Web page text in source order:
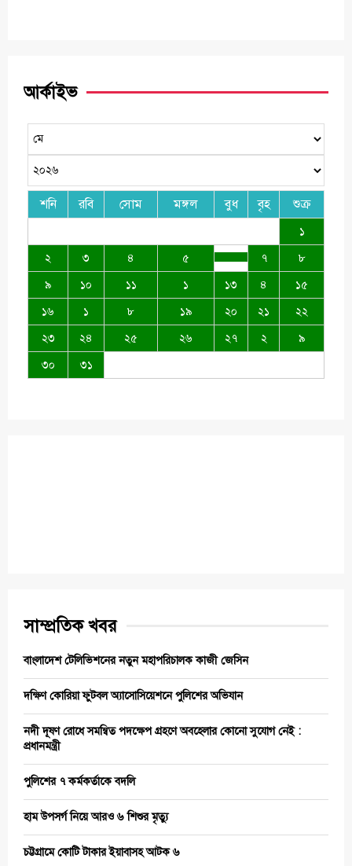
আর্কাইভ
শনি রবি সোম মঙ্গল বুধ বৃহ শুক্র
১
২
৩ ৪ ৫ ৭
৮
৯
১০ ১১ ১ ১৩ ৪
১৫
১৬
১ ৮ ১৯ ২০ ২১
২২
২৩
২৪ ২৫ ২৬ ২৭ ২
৯
৩০
৩১
সাম্প্রতিক খবর
বাংলাদেশ টেলিভিশনের নতুন মহাপরিচালক কাজী জেসিন
দক্ষিণ কোরিয়া ফুটবল অ্যাসোসিয়েশনে পুলিশের অভিযান
নদী দূষণ রোধে সমন্বিত পদক্ষেপ গ্রহণে অবহেলার কোনো সুযোগ নেই :
প্রধানমন্ত্রী
পুলিশের ৭ কর্মকর্তাকে বদলি
হাম উপসর্গ নিয়ে আরও ৬ শিশুর মৃত্যু
চট্টগ্রামে কোটি টাকার ইয়াবাসহ আটক ৬